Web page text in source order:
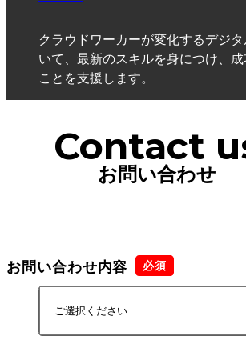
クラウドワーカーが変化するデジ
いて、最新のスキルを身につけ、
ことを支援します。
Contact
お問い合わせ
お問い合わせ内容